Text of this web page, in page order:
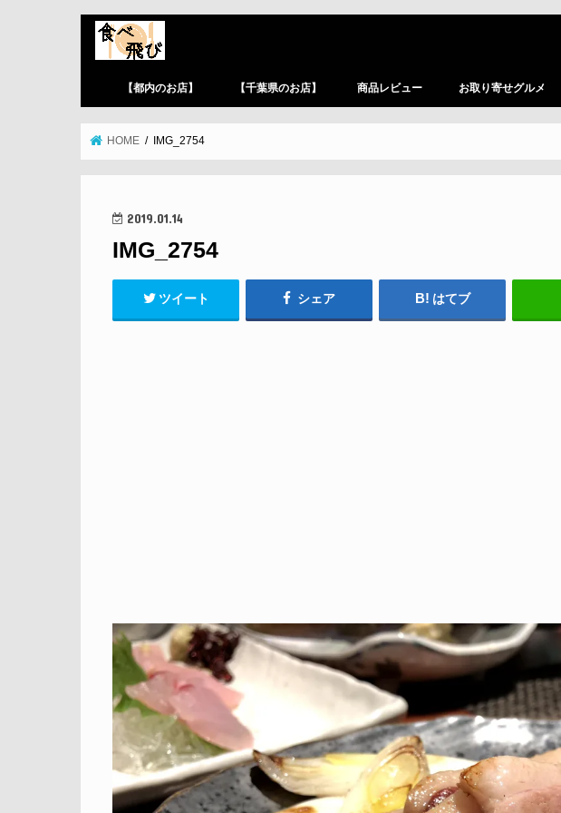
【都内のお店】 【千葉県のお店】 商品レビュー お取り寄せグルメ
HOME IMG_2754
2019.01.14
IMG_2754
ツイート シェア はてブ